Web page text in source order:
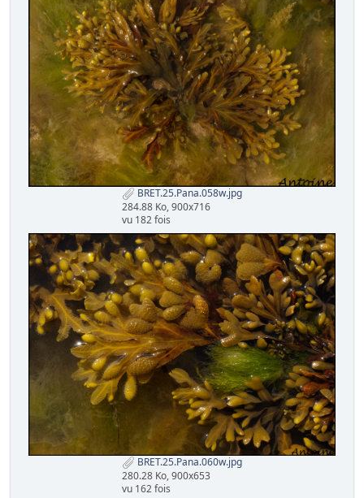
BRET.25.Pana.058w.jpg
284.88 Ko, 900x716
vu 182 fois
BRET.25.Pana.060w.jpg
280.28 Ko, 900x653
vu 162 fois